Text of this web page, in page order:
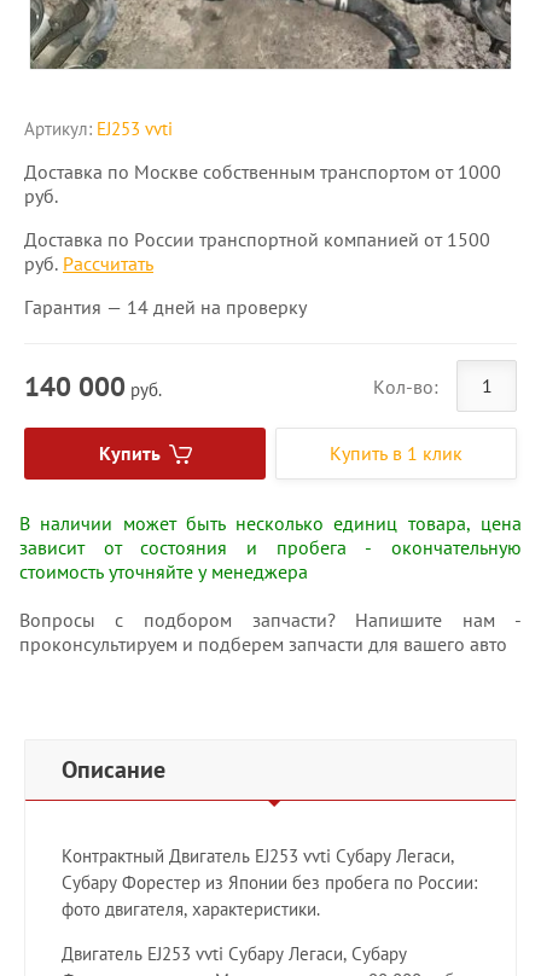
Артикул: EJ253 vvti
Доставка по Москве собственным транспортом от 1000
руб.
Доставка по России транспортной компанией от 1500
руб. Рассчитать
Гарантия — 14 дней на проверку
140 000 руб. Кол-во:
Купить Купить в 1 клик
В наличии может быть несколько единиц товара, цена
зависит от состояния и пробега - окончательную
стоимость уточняйте у менеджера
Вопросы с подбором запчасти? Напишите нам -
проконсультируем и подберем запчасти для вашего авто
Описание
Контрактный Двигатель ЕJ253 vvti Субару Легаси,
Субару Форестер из Японии без пробега по России:
фото двигателя, характеристики.
Двигатель ЕJ253 vvti Субару Легаси, Субару